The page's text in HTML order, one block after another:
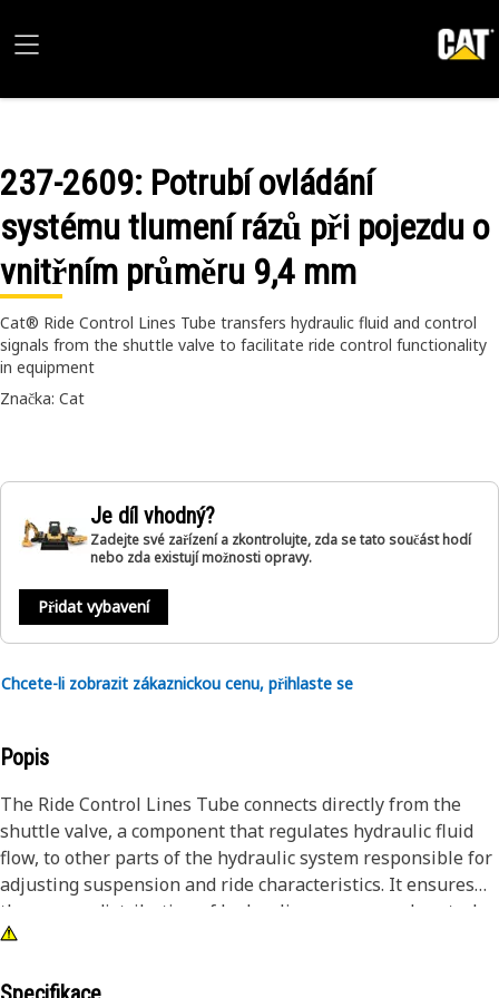
237-2609: Potrubí ovládání
systému tlumení rázů při pojezdu o
vnitřním průměru 9,4 mm
Cat® Ride Control Lines Tube transfers hydraulic fluid and control
signals from the shuttle valve to facilitate ride control functionality
in equipment
Značka: Cat
Je díl vhodný?
Zadejte své zařízení a zkontrolujte, zda se tato součást hodí
nebo zda existují možnosti opravy.
Přidat vybavení
Chcete-li zobrazit zákaznickou cenu, přihlaste se
Popis
The Ride Control Lines Tube connects directly from the
shuttle valve, a component that regulates hydraulic fluid
flow, to other parts of the hydraulic system responsible for
adjusting suspension and ride characteristics. It ensures
the proper distribution of hydraulic pressure and control
signals necessary for maintaining stability and comfort
and when handling high loads, and ensures reliable